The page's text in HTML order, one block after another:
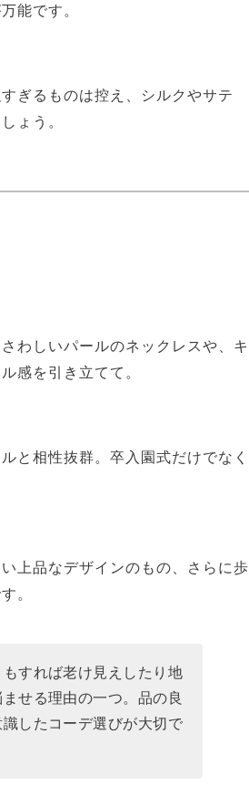
能です。
ぎるものは控え、シルクやサテ
ょう。
わしいパールのネックレスや、キ
感を引き立てて。
と相性抜群。卒入園式だけでなく
上品なデザインのもの、さらに歩
。
すれば老け見えしたり地
せる理由の一つ。品の良
したコーデ選びが大切で